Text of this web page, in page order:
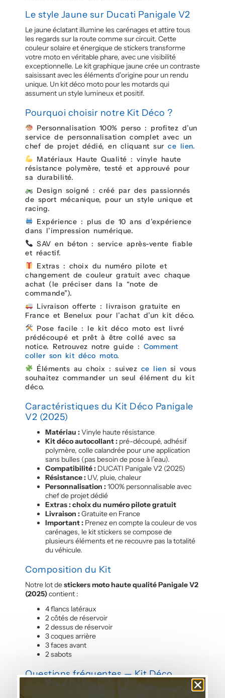
Le style Jaune sur Ducati Panigale V2
Le jaune éclatant illumine les carénages et attire tous
les regards sur la route comme sur circuit. Cette
couleur solaire et énergique de stickers transforme
votre moto en véritable phare, avec une visibilité
exceptionnelle. Le kit graphique jaune crée un contraste
saisissant avec les éléments d’origine pour un rendu
unique. Un kit déco moto pour les motards qui
assument un style lumineux et positif.
Pourquoi choisir notre Kit Déco ?
Personnalisation 100% perso : profitez d’un
service de personnalisation complet avec un
chef de projet dédié, en cliquant sur ce lien.
Matériaux Haute Qualité : vinyle haute
résistance polymère, testé et approuvé pour
sa durabilité.
Design soigné : créé par des passionnés
de sport mécanique, pour un style unique et
racing.
Expérience : plus de 10 ans d’expérience
dans l’impression numérique.
SAV en béton : service après-vente fiable
et réactif.
Extras : choix du numéro pilote et
changement de couleur gratuit avec chaque
achat (le préciser dans la “note de
commande”).
Livraison offerte : livraison gratuite en
France et Benelux pour l’achat d’un kit déco.
Pose facile : le kit déco moto est livré
prédécoupé et prêt à être collé avec sa
notice. Retrouvez notre guide : Comment
coller son kit déco moto.
Éléments au choix : suivez ce lien si vous
souhaitez commander un seul élément du kit
déco.
Caractéristiques du Kit Déco Panigale
V2 (2025)
Matériau :Vinyle haute résistance
Kit déco autocollant : pré-découpé, adhésif
polymère, colle calandrée pour une application
sans bulles (pas besoin de pose à l’eau).
Compatibilité : DUCATI Panigale V2 (2025)
Résistance : UV, pluie, chaleur
Personnalisation :100% personnalisable avec
chef de projet dédié
Extras : choix du numéro pilote gratuit
Livraison :Gratuite en France
Important : Prenez en compte la couleur de vos
carénages, le kit stickers se compose de
plusieurs éléments et ne recouvre pas la totalité
du véhicule.
Composition du Kit
Notre lot destickers moto haute qualité Panigale V2
(2025)contient :
4 flancs latéraux
2 côtés de réservoir
2 dessus de réservoir
3 coques arrière
3 faces avant
2 sabots
Questions fréquentes — Kit Déco